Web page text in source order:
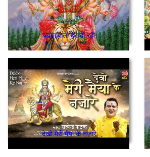
ज्योतांवाली देखदी रही
देखो मेरी मैया के नज़ारे